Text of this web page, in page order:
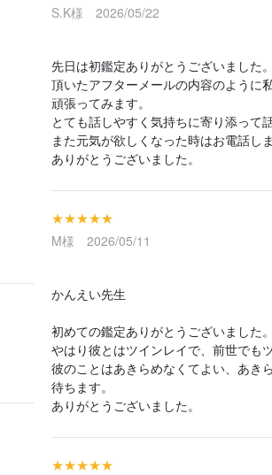
S.K様 2026/05/22
先日は初鑑定ありがとうございました。
頂いたアフターメールの内容のように
頑張ってみます。
とても話しやすく気持ちに寄り添って
また元気が欲しくなった時はお電話しま
ありがとうございました。
★★★★★
M様 2026/05/11
かんえい先生
初めての鑑定ありがとうございました。
やはり彼とはツインレイで、前世でも
彼のことはあきらめなくてよい、あき
待ちます。
ありがとうございました。
★★★★★